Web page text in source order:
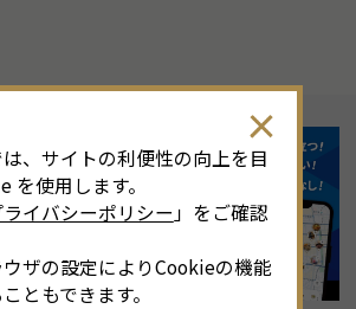
、サイトの利便性の向上を目
を使用します。
ライバシーポリシー 」をご確認
ザの設定によりCookieの機能
ともできます。